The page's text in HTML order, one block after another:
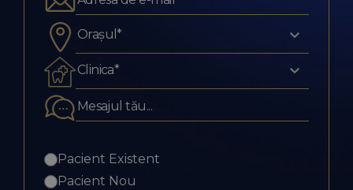
Orașul*
Clinica*
Pacient Existent
Pacient Nou